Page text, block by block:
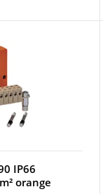
IP66
orange